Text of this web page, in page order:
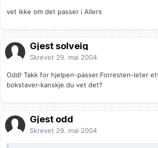
vet ikke om det passer i Allers
Gjest solveig
Skrevet 29. mai 2004
Odd! Takk for hjelpen-passer.Forresten-leter
bokstaver-kanskje du vet det?
Gjest odd
Skrevet 29. mai 2004